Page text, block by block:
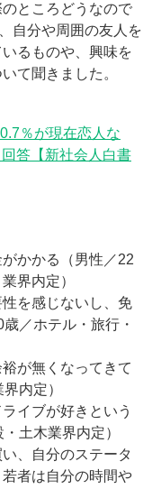
ところどうなので
自分や周囲の友人を
るものや、興味を
て聞きました。
％が現在恋人な
答【新社会人白書
かかる（男性／22
界内定）
を感じないし、免
／ホテル・旅行・
が無くなってきて
内定）
イブが好きという
土木業界内定）
、自分のステータ
者は自分の時間や